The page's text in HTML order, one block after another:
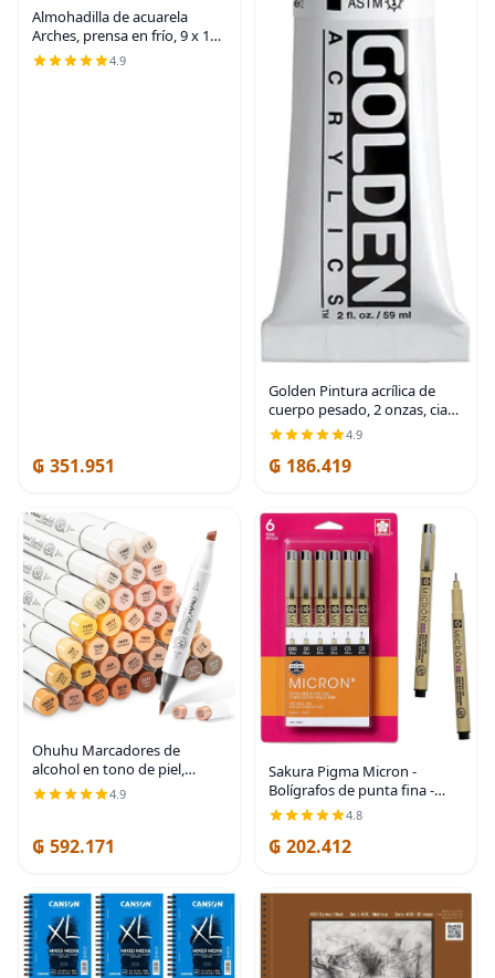
Almohadilla de acuarela
Arches, prensa en frío, 9 x 12
pulgadas, 12 hojas - Papel de
arte profesional para
4.9
₲ 351.951
Golden Pintura acrílica de
cuerpo pesado, 2 onzas, cian
primario
4.9
₲ 186.419
Ohuhu Marcadores de
alcohol en tono de piel,
punta de pincel, 36
marcadores de color de piel
ilustración para colorear,
4.9
₲ 592.171
Sakura Pigma Micron -
Bolígrafos de punta fina -
Tinta negra archivística -
Bolígrafos para escritura,
dibujo o diario - Tamaños de
4.8
₲ 202.412